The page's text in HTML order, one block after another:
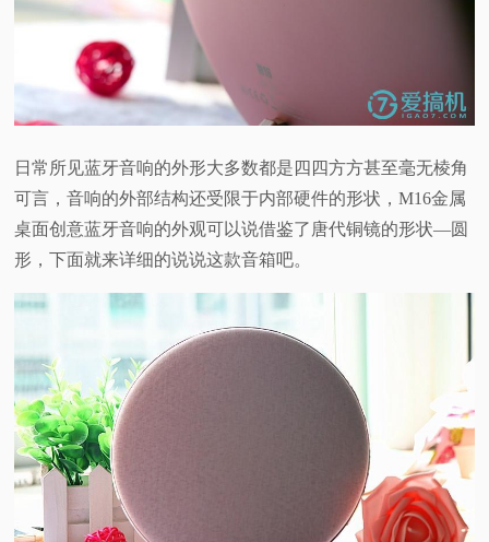
日常所见蓝牙音响的外形大多数都是四四方方甚至毫无棱角
可言，音响的外部结构还受限于内部硬件的形状，M16金属
桌面创意蓝牙音响的外观可以说借鉴了唐代铜镜的形状—圆
形，下面就来详细的说说这款音箱吧。